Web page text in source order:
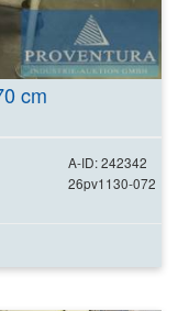
cm
A-ID: 242342
26pv1130-072